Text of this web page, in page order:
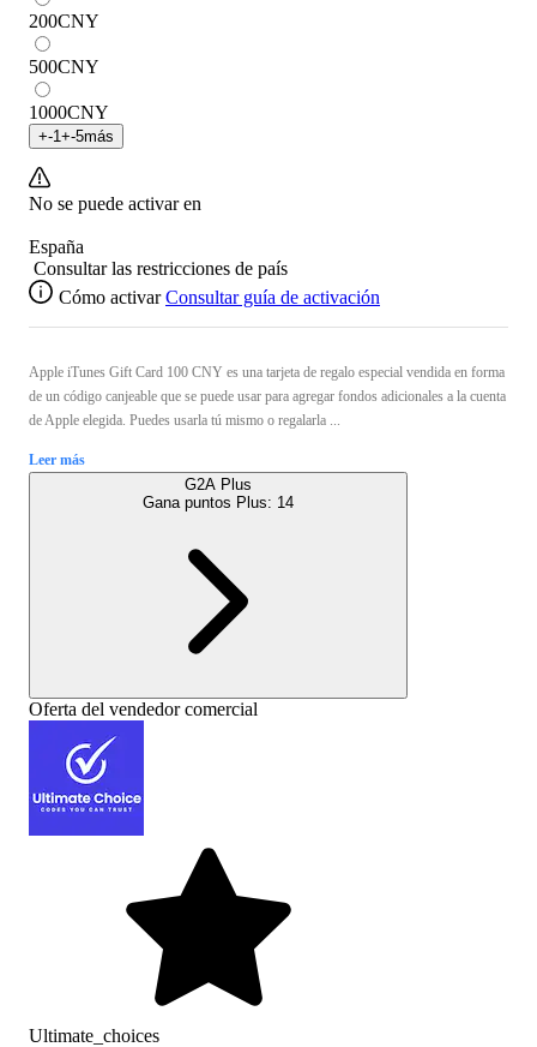
200CNY
500CNY
1000CNY
+-1 +-5más
No se puede activar en
España
Consultar las restricciones de país
Cómo activar Consultar guía de activación
Apple iTunes Gift Card 100 CNY es una tarjeta de regalo especial vendida en forma
de un código canjeable que se puede usar para agregar fondos adicionales a la cuenta
de Apple elegida. Puedes usarla tú mismo o regalarla ...
Leer más
G2A Plus
Gana puntos Plus: 14
Oferta del vendedor comercial
Ultimate_choices